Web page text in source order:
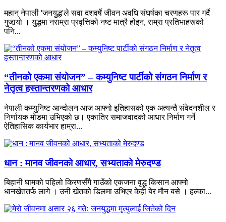
महान् नेपाली 'जनयुद्ध'ले सवा दशवर्षे जीवन अवधि संघर्षका चरणहरू पार गर्दै
गुजार्‍यो । युद्धमा नराम्रा प्रवृत्तिको नष्ट मात्रै होइन, राम्रा प्रतिभाहरूको
पनि...
“तीनको एकमा संयोजन” – कम्युनिष्ट पार्टीको संगठन निर्माण र
नेतृत्व हस्तान्तरणको आधार
नेपाली कम्युनिष्ट आन्दोलन आज आफ्नो इतिहासको एक अत्यन्तै संवेदनशील र
निर्णायक मोडमा उभिएको छ। एकातिर समाजवादको आधार निर्माण गर्ने
ऐतिहासिक कार्यभार हाम्रा...
धान : मानव जीवनको आधार, सभ्यताको मेरुदण्ड
बिहानी घामको पहिलो किरणसँगै गाउँको एकजना वृद्ध किसान आफ्नो
धानखेततर्फ लागे । उनी खेतको डिलमा उभिएर केही बेर मौन बसे । हल्का...